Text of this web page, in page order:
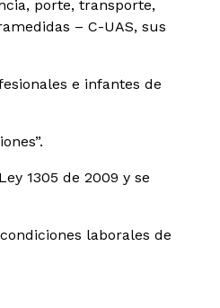
porte, transporte,
– C-UAS, sus
e infantes de
1305 de 2009 y se
laborales de